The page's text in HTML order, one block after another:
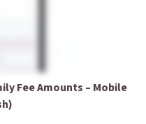
Fee Amounts – Mobile